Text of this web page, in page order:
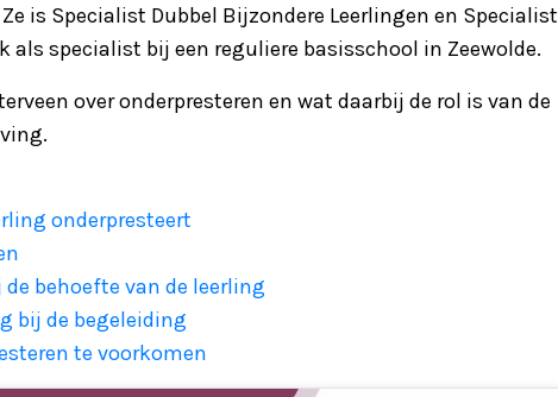
is Specialist Dubbel Bijzondere Leerlingen en Specialist
als specialist bij een reguliere basisschool in Zeewolde.
over onderpresteren en wat daarbij de rol is van de
onderpresteert
behoefte van de leerling
bij de begeleiding
te voorkomen